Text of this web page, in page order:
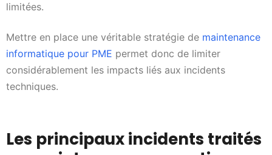
limitées.
Mettre en place une véritable stratégie de maintenance
informatique pour PME permet donc de limiter
considérablement les impacts liés aux incidents
techniques.
Les principaux incidents traités